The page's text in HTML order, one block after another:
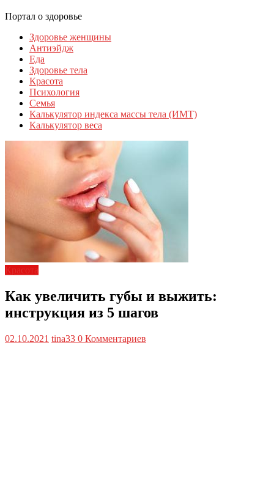
Портал о здоровье
Здоровье женщины
Антиэйдж
Еда
Здоровье тела
Красота
Психология
Семья
Калькулятор индекса массы тела (ИМТ)
Калькулятор веса
Красота
Как увеличить губы и выжить:
инструкция из 5 шагов
02.10.2021 tina33 0 Комментариев